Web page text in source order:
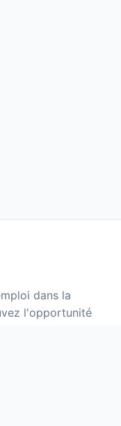
dans la
l'opportunité